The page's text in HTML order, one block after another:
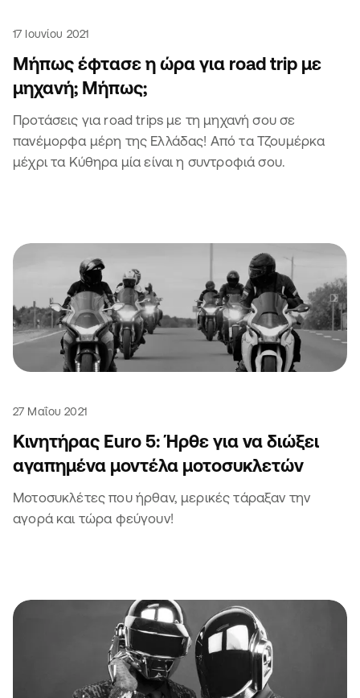
17 Ιουνίου 2021
Μήπως έφτασε η ώρα για road trip με
μηχανή; Μήπως;
Προτάσεις για road trips με τη μηχανή σου σε
πανέμορφα μέρη της Ελλάδας! Από τα Τζουμέρκα
μέχρι τα Κύθηρα μία είναι η συντροφιά σου.
27 Μαΐου 2021
Κινητήρας Euro 5: Ήρθε για να διώξει
αγαπημένα μοντέλα μοτοσυκλετών
Μοτοσυκλέτες που ήρθαν, μερικές τάραξαν την
αγορά και τώρα φεύγουν!